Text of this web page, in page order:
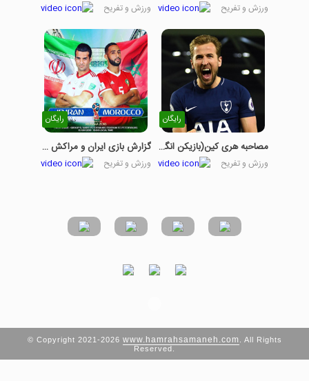
ورزش و تفریح ورزش و تفریح
رایگان
مصاحبه هری کین(بازیکن انگلستان)
ورزش و تفریح
رایگان
گزارش بازی ایران و مراکش به زبان انگلیسی
ورزش و تفریح
© Copyright 2021-2026 www.hamrahsamaneh.com
. All Rights
Reserved.